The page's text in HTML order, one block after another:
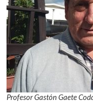
Profesor Gastón Gaete